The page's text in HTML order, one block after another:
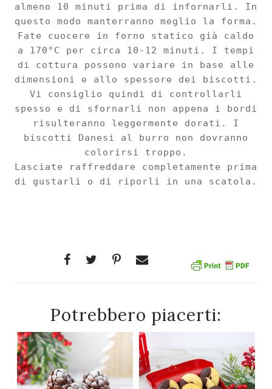
almeno 10 minuti
prima di infornarli . In
questo modo manterranno meglio la forma.
Fate cuocere in forno statico già caldo
a 170°C per circa 10-12 minuti. I tempi
di cottura possono variare in base alle
dimensioni e allo spesso re dei biscotti.
Vi consiglio quindi di controllarli
spesso e di sfornarli non appena i bordi
risulteranno leggermente dorati. I
biscotti Danesi al burro non dovranno
colori rsi troppo.
Lasciate raffreddare completamente prima
di gustarli o di ripo rli in una scatola .
Potrebbero piacerti: